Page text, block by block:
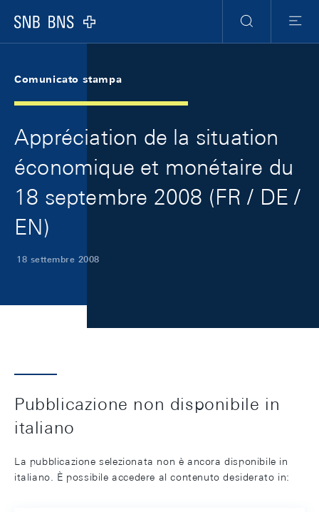
Logo
Ricerca
Menu
Comunicato stampa
Appréciation de la situation
économique et monétaire du
18 septembre 2008 (FR / DE /
EN)
18 settembre 2008
Pubblicazione non disponibile in
italiano
La pubblicazione selezionata non è ancora disponibile in
italiano. È possibile accedere al contenuto desiderato in: